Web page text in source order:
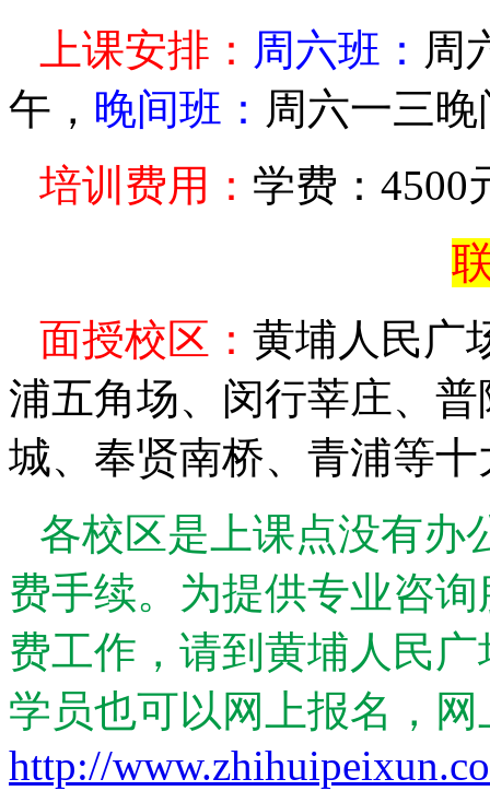
上课安排： 周六班： 周
午， 晚间班： 周六一三
培训费用： 学费： 4500
面授校区： 黄埔人民广
浦五角场、闵行莘庄、
城、奉贤南桥、青浦等
各校区是上课点没有办
费手续。为提供专业咨
费工作，请到黄埔人民
学员也可以网上报名，
http://